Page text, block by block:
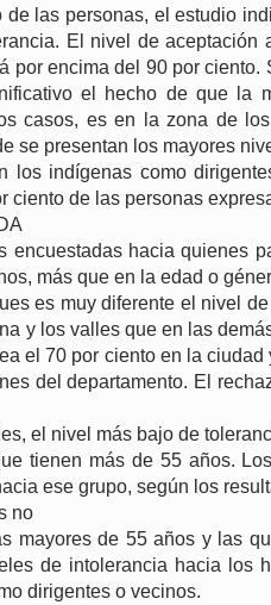
de las personas, el estudio
El nivel de
por encima del 90 por
el hecho de que la
casos, es en la zona de
se presentan los mayores
los indígenas como
ciento de las personas
encuestadas hacia quienes
más que en la edad o
es muy diferente el nivel
y los valles que en las
el 70 por ciento en la
del departamento. El
el nivel más bajo de
tienen más de 55 años.
ese grupo, según los
no
mayores de 55 años y las
de intolerancia hacia los
dirigentes o vecinos.